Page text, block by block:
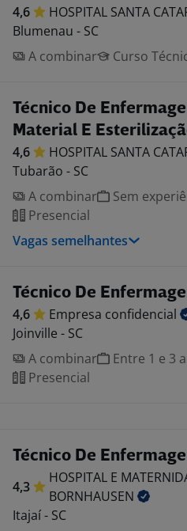
4,6 HOSPITAL SANTA
Blumenau - SC
A combinar
Curso
Técnico De
Material E
4,6 HOSPITAL SANTA
Tubarão - SC
A combinar
Sem
Presencial
Vagas semelhantes
Técnico De
4,6 Empresa confidencial
Joinville - SC
A combinar
Entre 1 e 3
Presencial
Técnico De
4,3
HOSPITAL E
BORNHAUSEN
Itajaí - SC